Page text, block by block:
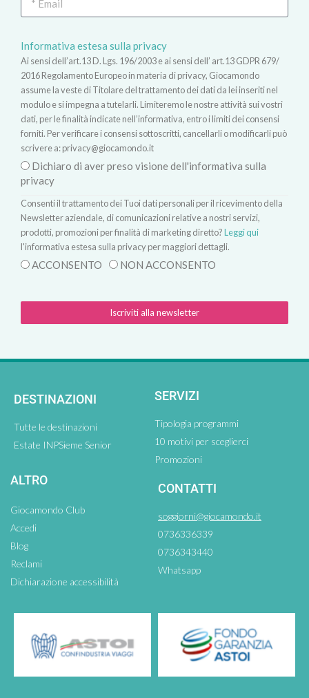
Informativa estesa sulla privacy
Ai sensi dell’art.13 D. Lgs. 196/2003 e ai sensi dell’ art.13 GDPR 679/
2016 Regolamento Europeo in materia di privacy, Giocamondo
assume la veste di Titolare del trattamento dei dati da lei inseriti nel
modulo e si impegna a tutelarli. Limiteremo le nostre attività sui vostri
dati, per le finalità indicate nell’informativa, entro i limiti dei consensi
forniti. Per verificare i consensi sottoscritti, cancellarli o modificarli può
scrivere a:privacy@giocamondo.it
Dichiaro di aver preso visione dell'informativa sulla
privacy
Consenti il trattamento dei Tuoi dati personali per il ricevimento della
Newsletter aziendale, di comunicazioni relative a nostri servizi,
prodotti, promozioni per finalità di marketing diretto?Leggi qui
l'informativa estesa sulla privacy per maggiori dettagli.
ACCONSENTO NON ACCONSENTO
Iscriviti alla newsletter
DESTINAZIONI
Tutte le destinazioni
Estate INPSieme Senior
SERVIZI
Tipologia programmi
10 motivi per sceglierci
Promozioni
ALTRO
Giocamondo Club
Accedi
Blog
Reclami
Dichiarazione accessibilità
CONTATTI
soggiorni@giocamondo.it
0736336339
0736343440
Whatsapp